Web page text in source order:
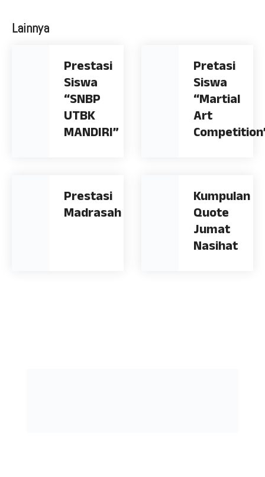
Lainnya
Prestasi
Siswa
“SNBP
UTBK
MANDIRI”
Pretasi
Siswa
“Martial
Art
Prestasi
Madrasah
Kumpulan
Quote
Jumat
Nasihat